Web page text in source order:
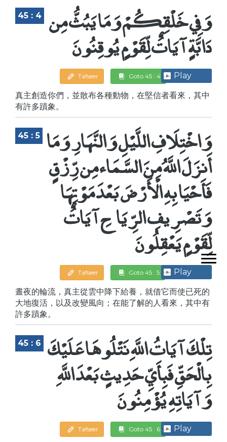
45 : 4 وَفِي خَلْقِكُمْ وَمَا يَبُثُّ مِن
دَابَّةٍ آيَاتٌ لِّقَوْمٍ يُوقِنُونَ
Tafseer Goto 45 : 4 Play
真主創造你們，並散布各種動物，在堅信者看來，其中
有許多蹟象。
45 : 5 وَاخْتِلَافِ اللَّيْلِ وَالنَّهَارِ وَمَا
أَنزَلَ اللَّهُ مِنَ السَّمَاء مِن رِّزْقٍ
فَأَحْيَا بِهِ الْأَرْضَ بَعْدَ مَوْتِهَا
وَتَصْرِيفِ الرِّيَاحِ آيَاتٌ
لِّقَوْمٍ يَعْقِلُونَ
Tafseer Goto 45 : 5 Play
晝夜的輪流，真主從雲中降下給養，就借它而使已死的
大地復活，以及改變風向；在能了解的人看來，其中有
許多蹟象。
45 : 6 تِلْكَ آيَاتُ اللَّهِ نَتْلُوهَا عَلَيْكَ
بِالْحَقِّ فَبِأَيِّ حَدِيثٍ بَعْدَ اللَّهِ
وَآيَاتِهِ يُؤْمِنُونَ
Tafseer Goto 45 : 6 Play